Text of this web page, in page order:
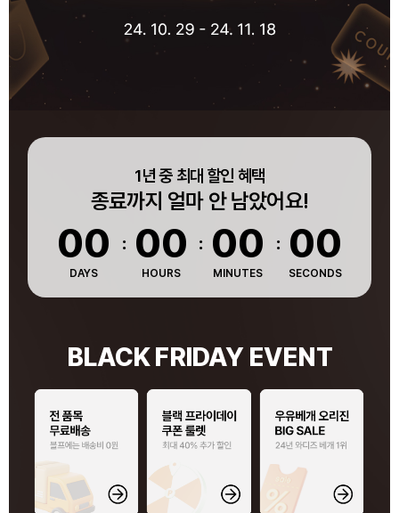
1년 중 최대 할인 혜택
종료까지 얼마 안 남았어요!
00
DAYS
00
HOURS
00
MINUTES
00
SECONDS
BLACK FRIDAY EVENT